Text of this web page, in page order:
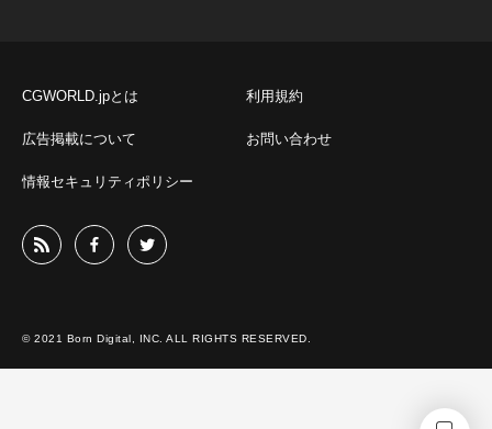
CGWORLD.jpとは 利用規約
広告掲載について お問い合わせ
情報セキュリティポリシー
© 2021 Born Digital, INC. ALL RIGHTS RESERVED.